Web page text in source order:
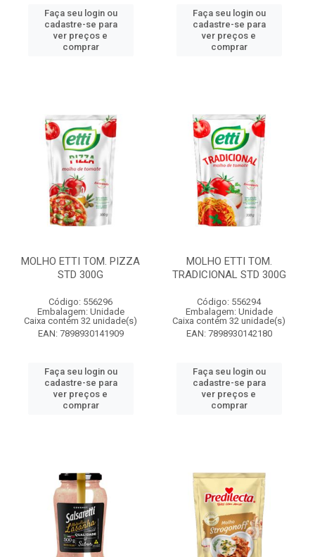
Faça seu login ou
cadastre-se para
ver preços e
comprar
Faça seu login ou
cadastre-se para
ver preços e
comprar
MOLHO ETTI TOM. PIZZA
STD 300G
Código: 556296
Embalagem: Unidade
Caixa contém 32 unidade(s)
EAN: 7898930141909
Faça seu login ou
cadastre-se para
ver preços e
comprar
MOLHO ETTI TOM.
TRADICIONAL STD 300G
Código: 556294
Embalagem: Unidade
Caixa contém 32 unidade(s)
EAN: 7898930142180
Faça seu login ou
cadastre-se para
ver preços e
comprar